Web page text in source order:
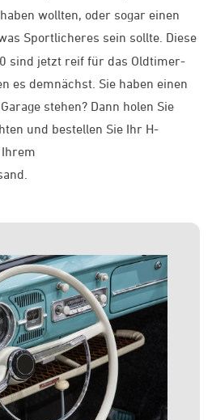
wollten, oder sogar einen
Sportlicheres sein sollte. Diese
sind jetzt reif für das Oldtimer-
es demnächst. Sie haben einen
stehen? Dann holen Sie
und bestellen Sie Ihr H-